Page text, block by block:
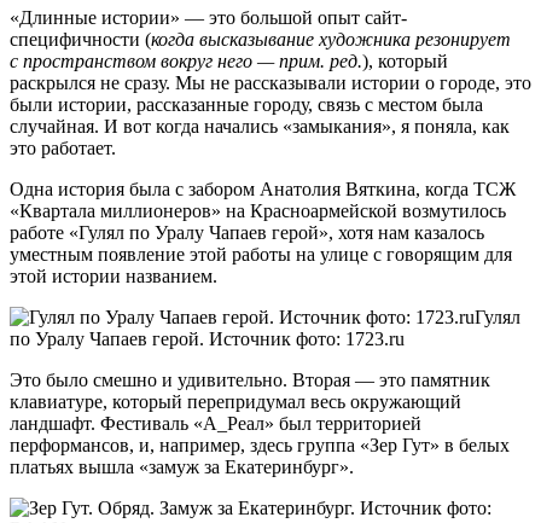
«Длинные истории» — это большой опыт сайт-
специфичности (когда высказывание художника резонирует
с пространством вокруг него — прим. ред.), который
раскрылся не сразу. Мы не рассказывали истории о городе, это
были истории, рассказанные городу, связь с местом была
случайная. И вот когда начались «замыкания», я поняла, как
это работает.
Одна история была с забором Анатолия Вяткина, когда ТСЖ
«Квартала миллионеров» на Красноармейской возмутилось
работе «Гулял по Уралу Чапаев герой», хотя нам казалось
уместным появление этой работы на улице с говорящим для
этой истории названием.
Гулял
по Уралу Чапаев герой. Источник фото: 1723.ru
Это было смешно и удивительно. Вторая — это памятник
клавиатуре, который перепридумал весь окружающий
ландшафт. Фестиваль «А_Реал» был территорией
перформансов, и, например, здесь группа «Зер Гут» в белых
платьях вышла «замуж за Екатеринбург».